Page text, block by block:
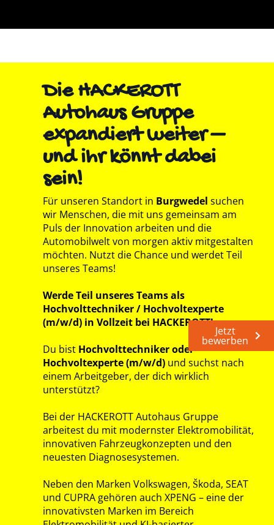
Die HACKEROTT
Autohaus Gruppe
expandiert weiter –
und ihr könnt dabei
sein!
Für unseren Standort in Burgwedel suchen
wir Menschen, die mit uns gemeinsam am
Puls der Innovation arbeiten und die
Automobilwelt von morgen aktiv mitgestalten
möchten. Nutzt die Chance und werdet Teil
unseres Teams!
Werde Teil unseres Teams als
Hochvolttechniker / Hochvoltexperte
(m/w/d) in Vollzeit bei HACKEROTT!
Du bist Hochvolttechniker oder
Hochvoltexperte (m/w/d) und suchst nach
einem Arbeitgeber, der dich wirklich
unterstützt?
Bei der HACKEROTT Autohaus Gruppe
arbeitest du mit modernster Elektromobilität,
innovativen Fahrzeugkonzepten und den
neuesten Diagnosesystemen.
Neben den Marken Volkswagen, Škoda, SEAT
und CUPRA gehören auch XPENG – eine der
innovativsten Marken im Bereich
Jetzt
bewerben